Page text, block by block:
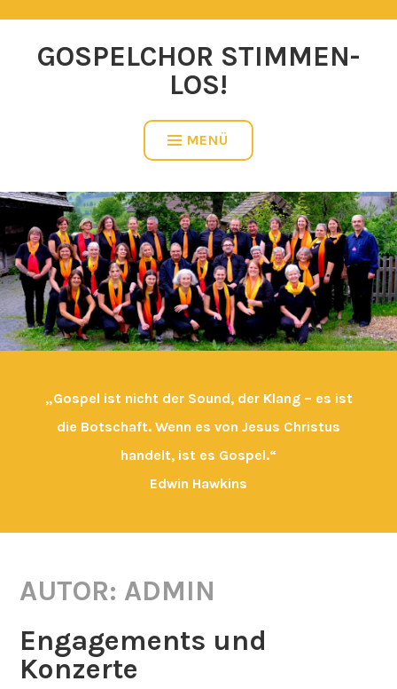
springenGOSPELCHOR STIMMEN-
LOS!
MENÜ
„Gospel ist nicht der Sound, der Klang – es ist
die Botschaft. Wenn es von Jesus Christus
handelt, ist es Gospel.“
Edwin Hawkins
AUTOR: ADMIN
Engagements und
Konzerte